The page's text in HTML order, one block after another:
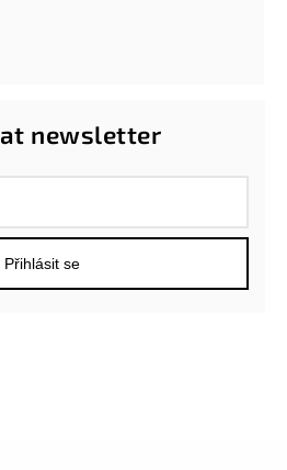
newsletter
Přihlásit se